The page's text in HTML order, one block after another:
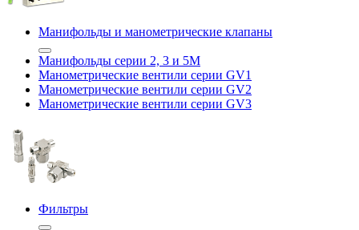
Манифольды и манометрические клапаны
Манифольды серии 2, 3 и 5М
Манометрические вентили серии GV1
Манометрические вентили серии GV2
Манометрические вентили серии GV3
Фильтры